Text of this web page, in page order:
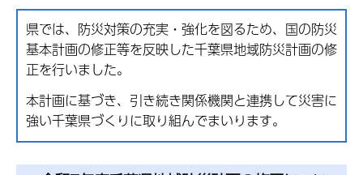
県では、防災対策の充実・強化を図るため、国の防災
基本計画の修正等を反映した千葉県地域防災計画の修
正を行いました。
本計画に基づき、引き続き関係機関と連携して災害に
強い千葉県づくりに取り組んでまいります。